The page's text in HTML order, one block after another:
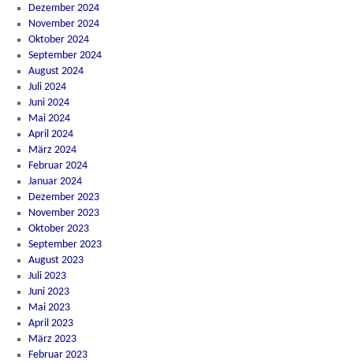
Dezember 2024
November 2024
Oktober 2024
September 2024
August 2024
Juli 2024
Juni 2024
Mai 2024
April 2024
März 2024
Februar 2024
Januar 2024
Dezember 2023
November 2023
Oktober 2023
September 2023
August 2023
Juli 2023
Juni 2023
Mai 2023
April 2023
März 2023
Februar 2023